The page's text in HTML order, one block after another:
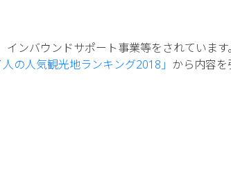
ンバウンドサポート事業等をされていま
人の人気観光地ランキング2018」 から内容